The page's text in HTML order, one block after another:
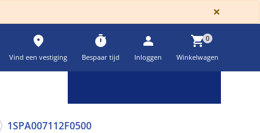
×
place
Vind een vestiging
timer
Bespaar tijd
person
Inloggen
shopping_cart0
Winkelwagen
1SPA007112F0500